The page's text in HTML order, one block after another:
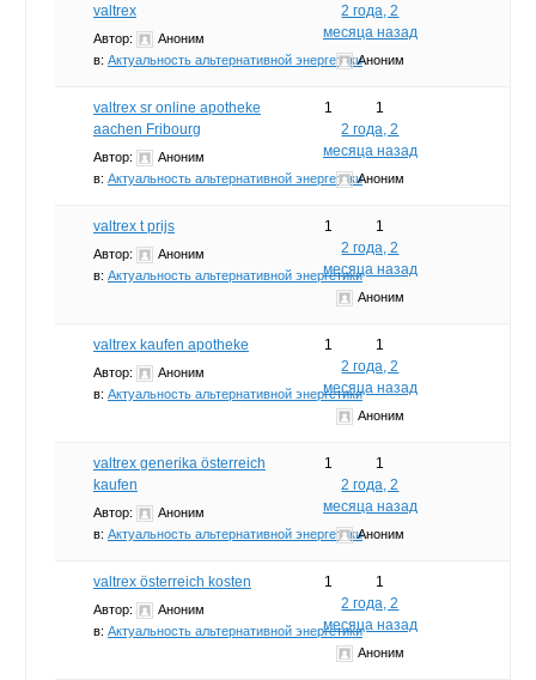
valtrex
Автор:
Аноним
в: Актуальность альтернативной энергетики
2 года, 2
месяца назад
Аноним
valtrex sr online apotheke
aachen Fribourg
Автор:
Аноним
в: Актуальность альтернативной энергетики
1
1
2 года, 2
месяца назад
Аноним
valtrex t prijs
Автор:
Аноним
в: Актуальность альтернативной энергетики
1
1
2 года, 2
месяца назад
Аноним
valtrex kaufen apotheke
Автор:
Аноним
в: Актуальность альтернативной энергетики
1
1
2 года, 2
месяца назад
Аноним
valtrex generika österreich
kaufen
Автор:
Аноним
в: Актуальность альтернативной энергетики
1
1
2 года, 2
месяца назад
Аноним
valtrex österreich kosten
Автор:
Аноним
в: Актуальность альтернативной энергетики
1
1
2 года, 2
месяца назад
Аноним